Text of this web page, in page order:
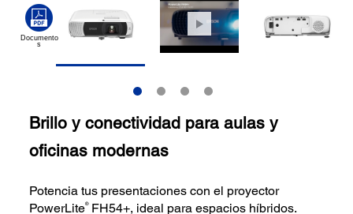
Brillo y conectividad para aulas y
oficinas modernas
Potencia tus presentaciones con el proyector
PowerLite®FH54+, ideal para espacios híbridos.